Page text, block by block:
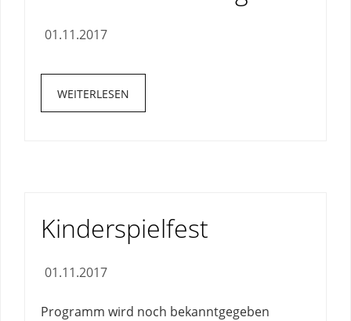
01.11.2017
WEITERLESEN
Kinderspielfest
01.11.2017
Programm wird noch bekanntgegeben